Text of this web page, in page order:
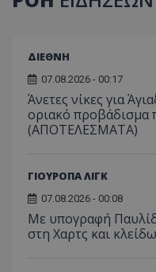
ΔΙΕΘΝΗ
07.08.2026 - 00:17
Άνετες νίκες για
οριακό προβάδισμα
(ΑΠΟΤΕΛΕΣΜΑΤΑ)
ΓΙΟΥΡΟΠΑ ΛΙΓΚ
07.08.2026 - 00:08
Με υπογραφή
στη Χαρτς και